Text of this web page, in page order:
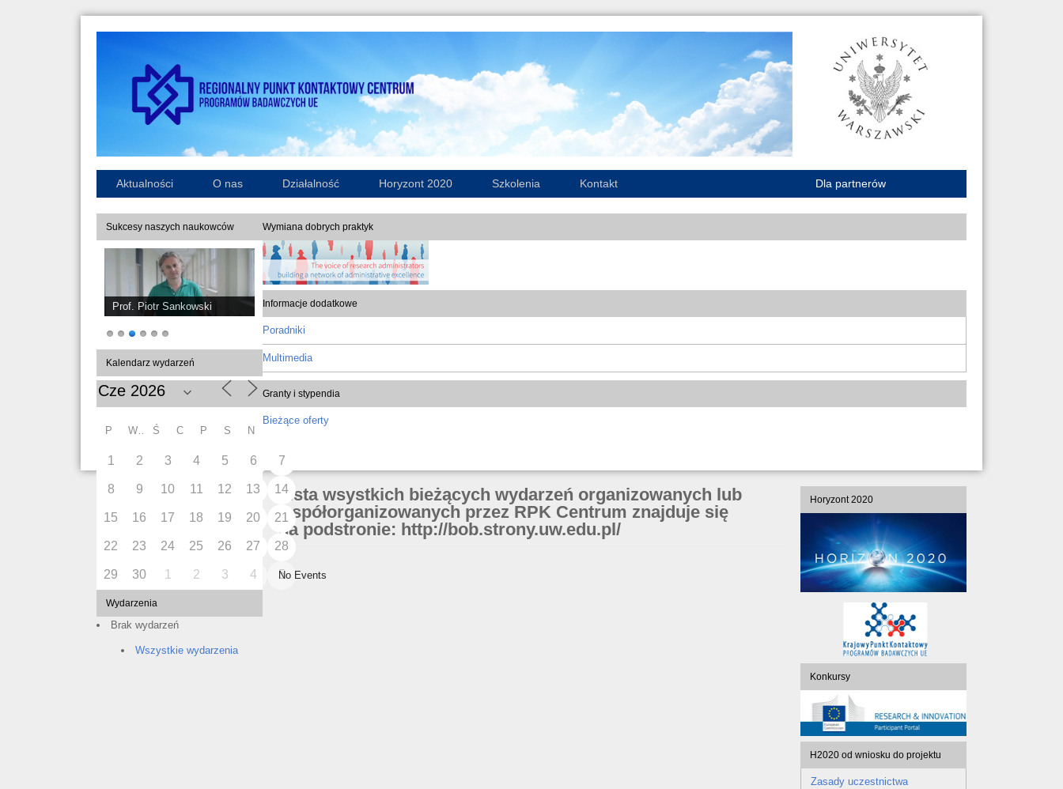
Aktualności O nas Działalność Horyzont 2020 Szkolenia Kontakt Dla partnerów
Sukcesy naszych naukowców
Prof. Piotr Sankowski
Kalendarz wydarzeń
P Ś C P S N
1 2 3 4 5 6 7
8 9 10 11 12 13 14
15 16 17 18 19 20 21
22 23 24 25 26 27 28
29 30 1 2 3 4 5
Wydarzenia
Brak wydarzeń
Wszystkie wydarzenia
Wymiana dobrych praktyk
Informacje dodatkowe
Poradniki
Multimedia
Granty i stypendia
Bieżące oferty
Lista wsystkich bieżących wydarzeń organizowanych lub
współorganizowanych przez RPK Centrum znajduje się
na podstronie: http://bob.strony.uw.edu.pl/
No Events
Horyzont 2020
Konkursy
H2020 od wniosku do projektu
Zasady uczestnictwa